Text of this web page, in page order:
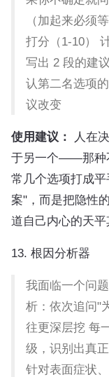
（加起来必须
打分（1-10）
写出 2 段的建
认第二名选项
议改变
使用建议：
人在
于另一个——那种
常几个选项打成
案"，而是把隐性
道自己内心的天平
13. 根因分析器
我面临一个问
析：依次追问"
往更深层挖 每
级，识别出真
针对表面症状